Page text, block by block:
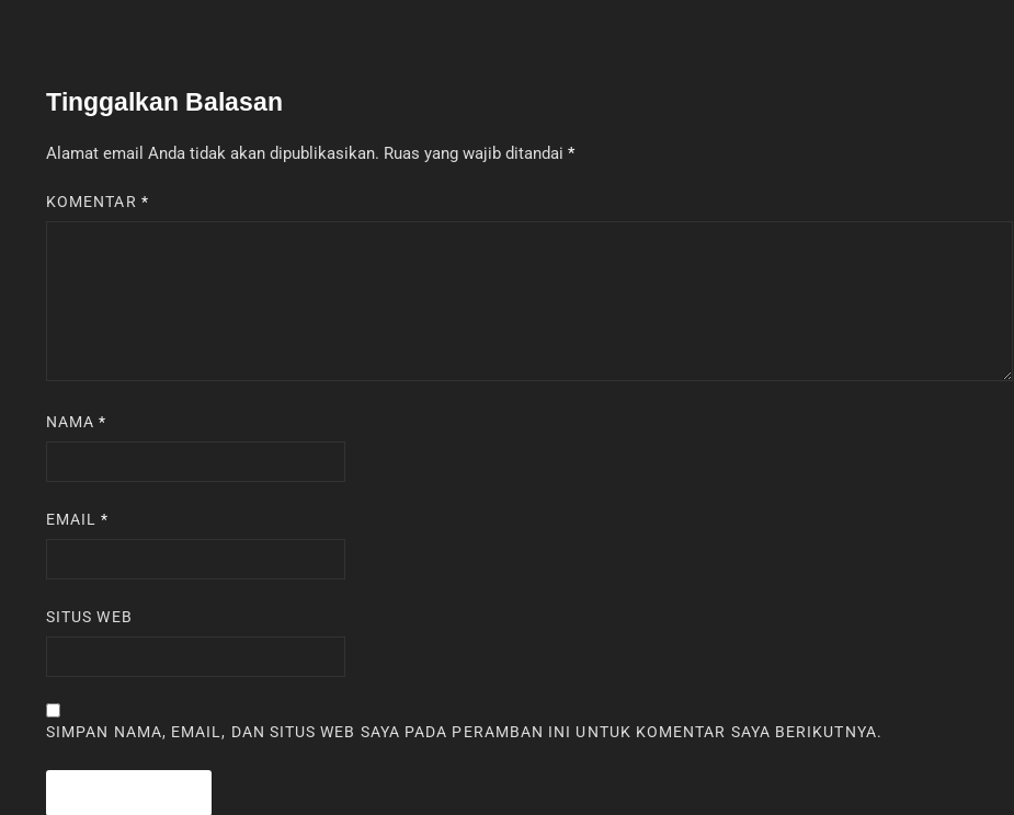
Tinggalkan Balasan
Alamat email Anda tidak akan dipublikasikan. Ruas yang wajib ditandai *
KOMENTAR *
NAMA*
EMAIL*
SITUS WEB
SIMPAN NAMA, EMAIL, DAN SITUS WEB SAYA PADA PERAMBAN INI UNTUK KOMENTAR SAYA BERIKUTNYA.